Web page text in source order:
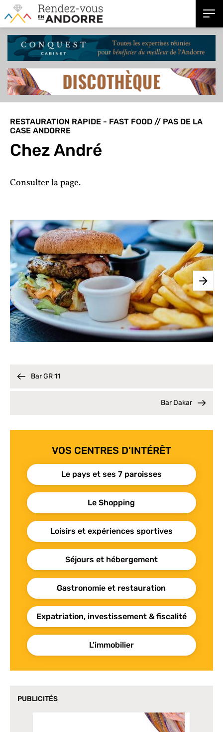
RESTAURATION RAPIDE - FAST FOOD // PAS DE LA
CASE ANDORRE
Chez André
Consulter la page.
Bar GR 11
Bar Dakar
VOS CENTRES D’INTÉRÊT
Le pays et ses 7 paroisses
Le Shopping
Loisirs et expériences sportives
Séjours et hébergement
Gastronomie et restauration
Expatriation, investissement & fiscalité
L’immobilier
PUBLICITÉS